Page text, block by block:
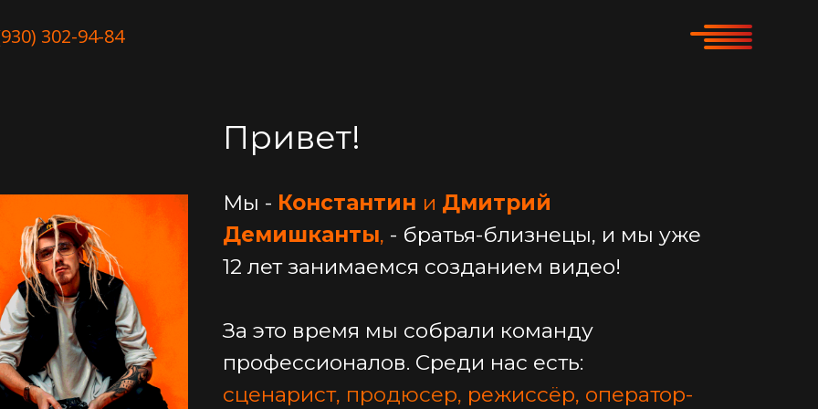
302-94-84
Мы - Константин и Дмитрий
Демишканты, - братья-близнецы, и мы уже
12 лет занимаемся созданием видео!
За это время мы собрали команду
профессионалов. Среди нас есть:
сценарист, продюсер, режиссёр, оператор-
Привет!